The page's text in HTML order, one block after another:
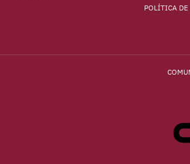
POLÍTICA